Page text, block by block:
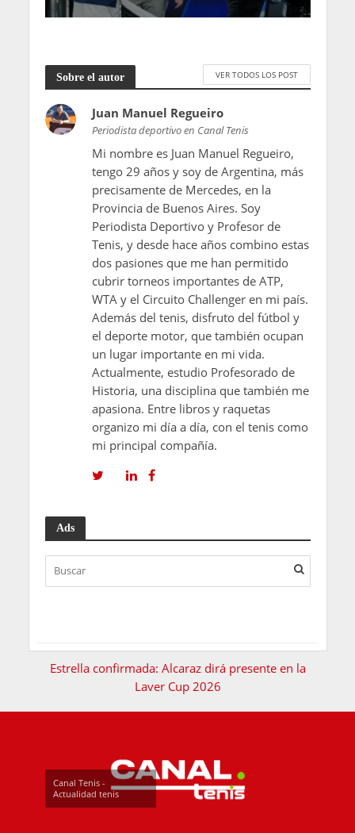
Sobre el autor VER TODOS LOS POST
Juan Manuel Regueiro
Periodista deportivo en Canal Tenis
Mi nombre es Juan Manuel Regueiro,
tengo 29 años y soy de Argentina, más
precisamente de Mercedes, en la
Provincia de Buenos Aires. Soy
Periodista Deportivo y Profesor de
Tenis, y desde hace años combino estas
dos pasiones que me han permitido
cubrir torneos importantes de ATP,
WTA y el Circuito Challenger en mi país.
Además del tenis, disfruto del fútbol y
el deporte motor, que también ocupan
un lugar importante en mi vida.
Actualmente, estudio Profesorado de
Historia, una disciplina que también me
apasiona. Entre libros y raquetas
organizo mi día a día, con el tenis como
mi principal compañía.
Ads
Estrella confirmada: Alcaraz dirá presente en la
Laver Cup 2026
Canal Tenis -
Actualidad tenis